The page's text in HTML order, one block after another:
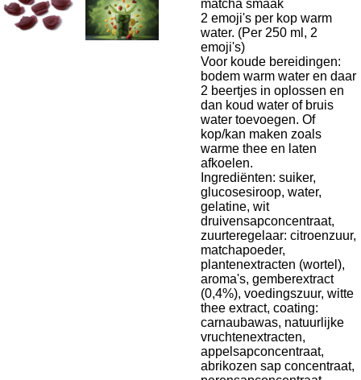
matcha smaak
2 emoji's per kop warm
water. (Per 250 ml, 2
emoji's)
Voor koude bereidingen:
bodem warm water en daar
2 beertjes in oplossen en
dan koud water of bruis
water toevoegen. Of
kop/kan maken zoals
warme thee en laten
afkoelen.
Ingrediënten: suiker,
glucosesiroop, water,
gelatine, wit
druivensapconcentraat,
zuurteregelaar: citroenzuur,
matchapoeder,
plantenextracten (wortel),
aroma's, gemberextract
(0,4%), voedingszuur, witte
thee extract, coating:
carnaubawas, natuurlijke
vruchtenextracten,
appelsapconcentraat,
abrikozen sap concentraat,